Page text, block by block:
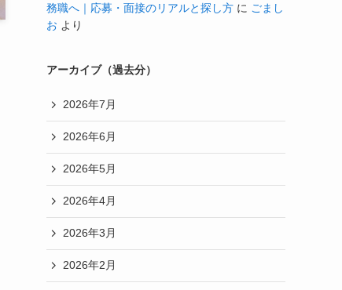
務職へ｜応募・面接のリアルと探し方 に ごまし
お より
アーカイブ（過去分）
2026年7月
2026年6月
2026年5月
2026年4月
2026年3月
2026年2月